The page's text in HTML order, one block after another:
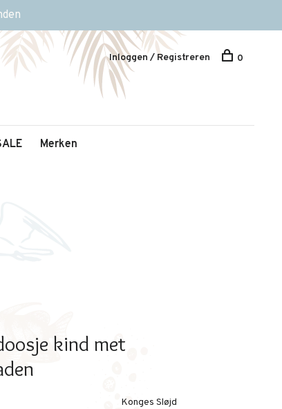
Merken
Inloggen / Registreren 0
kind met
Konges Sløjd